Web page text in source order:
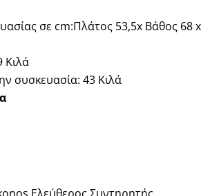
σε cm:Πλάτος 53,5x Βάθος 68 x
Κιλά
συσκευασία: 43 Κιλά